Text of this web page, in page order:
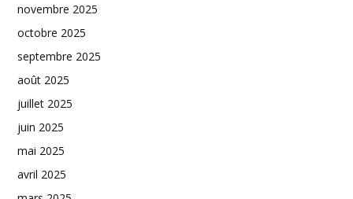
novembre 2025
octobre 2025
septembre 2025
août 2025
juillet 2025
juin 2025
mai 2025
avril 2025